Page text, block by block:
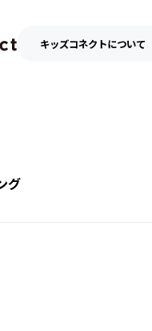
キッズコネクトについて
グ